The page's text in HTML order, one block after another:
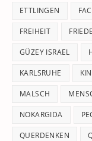
ETTLINGEN
FREIHEIT
GÜZEY ISRAEL
KARLSRUHE
MALSCH
NOKARGIDA
QUERDENKEN